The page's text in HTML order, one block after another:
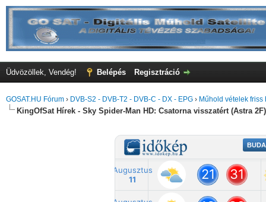
Üdvözöllek, Vendég! Belépés Regisztráció
GOSAT.HU Fórum › DVB-S2 - DVB-T2 - DVB-C - DX - EPG › Műhold vételek friss
KingOfSat Hírek - Sky Spider-Man HD: Csatorna visszatért (Astra 2F)